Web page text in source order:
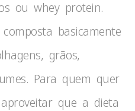
ou whey protein.
basicamente
grãos,
Para quem quer
que a dieta